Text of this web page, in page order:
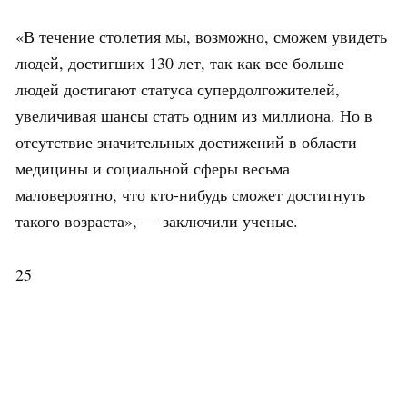
«В течение столетия мы, возможно, сможем увидеть
людей, достигших 130 лет, так как все больше
людей достигают статуса супердолгожителей,
увеличивая шансы стать одним из миллиона. Но в
отсутствие значительных достижений в области
медицины и социальной сферы весьма
маловероятно, что кто-нибудь сможет достигнуть
такого возраста», — заключили ученые.
25